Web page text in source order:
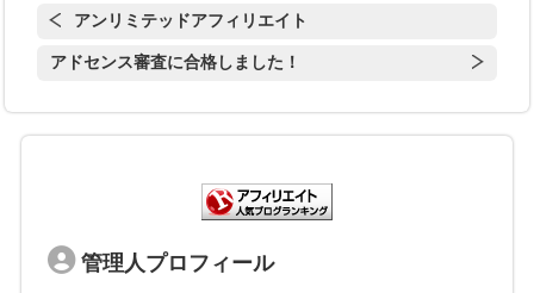
アンリミテッドアフィリエイト
アドセンス審査に合格しました！
管理人プロフィール